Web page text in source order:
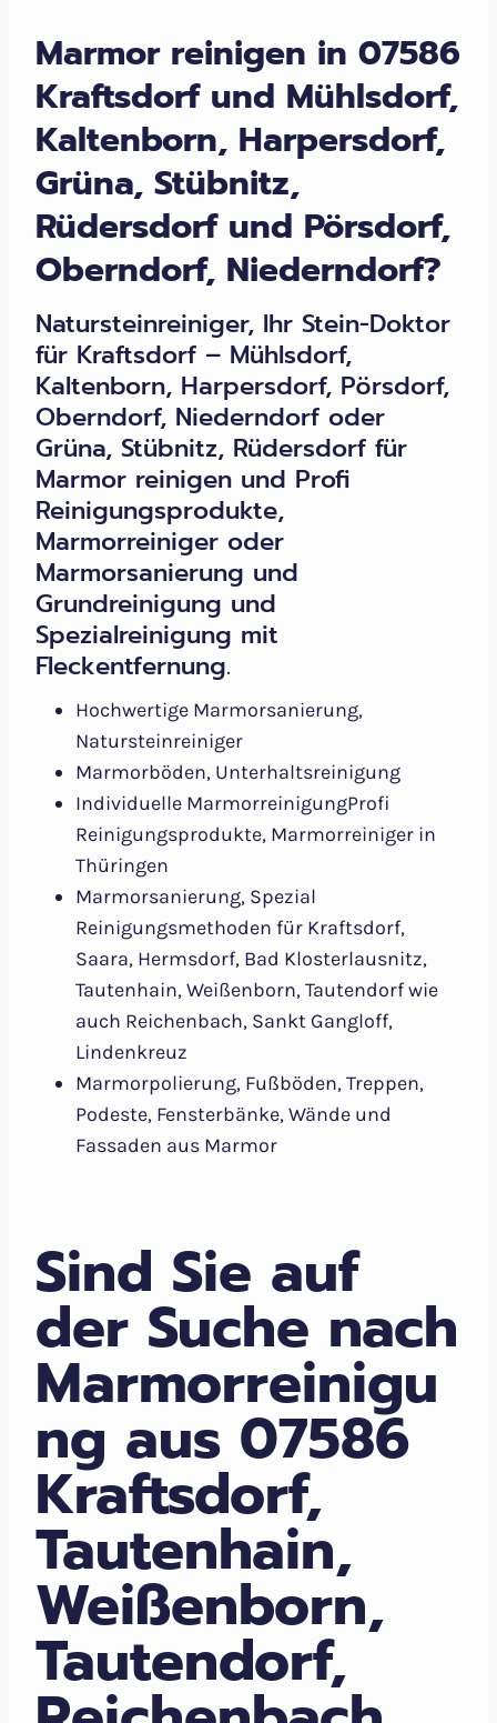
Marmor reinigen in 07586
Kraftsdorf und Mühlsdorf,
Kaltenborn, Harpersdorf,
Grüna, Stübnitz,
Rüdersdorf und Pörsdorf,
Oberndorf, Niederndorf?
Natursteinreiniger, Ihr Stein-Doktor
für Kraftsdorf – Mühlsdorf,
Kaltenborn, Harpersdorf, Pörsdorf,
Oberndorf, Niederndorf oder
Grüna, Stübnitz, Rüdersdorf für
Marmor reinigen und Profi
Reinigungsprodukte,
Marmorreiniger oder
Marmorsanierung und
Grundreinigung und
Spezialreinigung mit
Fleckentfernung.
Hochwertige Marmorsanierung,
Natursteinreiniger
Marmorböden, Unterhaltsreinigung
Individuelle MarmorreinigungProfi
Reinigungsprodukte, Marmorreiniger in
Thüringen
Marmorsanierung, Spezial
Reinigungsmethoden für Kraftsdorf,
Saara, Hermsdorf, Bad Klosterlausnitz,
Tautenhain, Weißenborn, Tautendorf wie
auch Reichenbach, Sankt Gangloff,
Lindenkreuz
Marmorpolierung, Fußböden, Treppen,
Podeste, Fensterbänke, Wände und
Fassaden aus Marmor
Sind Sie auf
der Suche nach
Marmorreinigu
ng aus 07586
Kraftsdorf,
Tautenhain,
Weißenborn,
Tautendorf,